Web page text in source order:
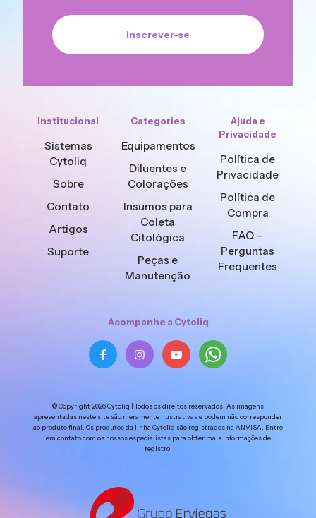
Institucional
Sistemas
Cytoliq
Sobre
Contato
Artigos
Suporte
Categories
Equipamentos
Diluentes e
Colorações
Insumos para
Coleta
Citológica
Peças e
Manutenção
Ajuda e
Privacidade
Política de
Privacidade
Política de
Compra
FAQ –
Perguntas
Frequentes
Acompanhe a Cytoliq
© Copyright 2026 Cytoliq | Todos os direitos reservados. As imagens
apresentadas neste site são meramente ilustrativas e podem não corresponder
ao produto final. Os produtos da linha Cytoliq são registrados na ANVISA. Entre
em contato com os nossos especialistas para obter mais informações de
registro.